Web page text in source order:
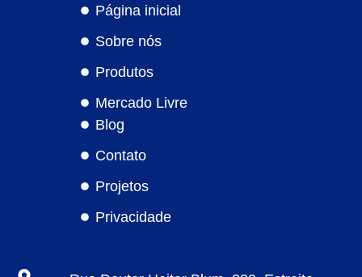
Página inicial
Sobre nós
Produtos
Mercado Livre
Blog
Contato
Projetos
Privacidade